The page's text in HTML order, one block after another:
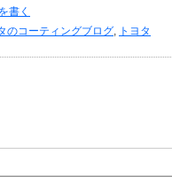
書く
のコーティングブログ, トヨタ